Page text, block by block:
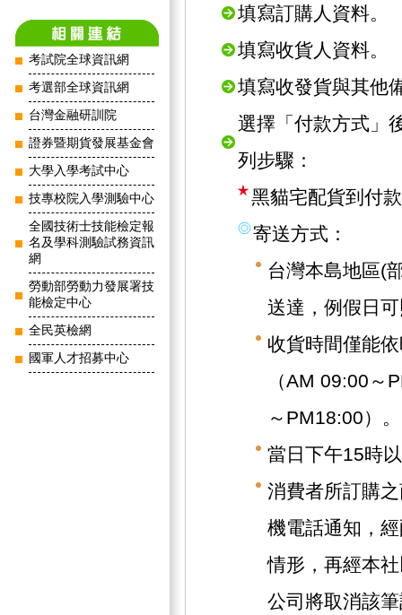
考試院全球資訊網
考選部全球資訊網
台灣金融研訓院
證券暨期貨發展基金會
大學入學考試中心
技專校院入學測驗中心
全國技術士技能檢定報
名及學科測驗試務資訊
網
勞動部勞動力發展署技
能檢定中心
全民英檢網
國軍人才招募中心
填寫訂購人資料。
填寫收貨人資料。
填寫收發貨與其他
選擇「付款方式」
列步驟：
黑貓宅配貨到付
寄送方式：
台灣本島地區(
送達，例假日
收貨時間僅能
（AM 09:00～
～PM18:00）。
當日下午15時
消費者所訂購
機電話通知，
情形，再經本
公司將取消該